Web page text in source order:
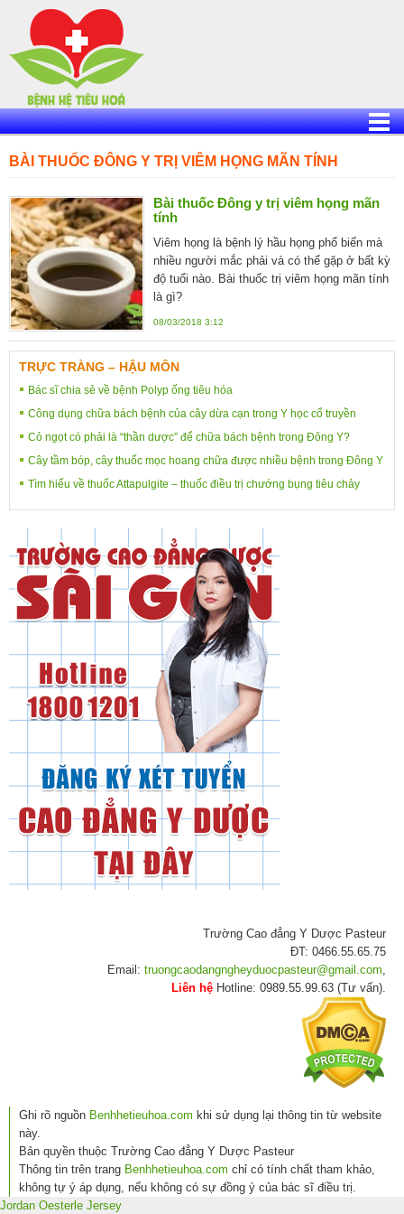
content
BÀI THUỐC ĐÔNG Y TRỊ VIÊM HỌNG MÃN TÍNH
Bài thuốc Đông y trị viêm họng mãn
tính
Viêm họng là bệnh lý hầu họng phổ biến mà
nhiều người mắc phải và có thể gặp ở bất kỳ
độ tuổi nào. Bài thuốc trị viêm họng mãn tính
là gì?
08/03/2018 3:12
TRỰC TRÀNG – HẬU MÔN
Bác sĩ chia sẻ về bệnh Polyp ống tiêu hóa
Công dụng chữa bách bệnh của cây dừa cạn trong Y học cổ truyền
Cỏ ngọt có phải là “thần dược” để chữa bách bệnh trong Đông Y?
Cây tầm bóp, cây thuốc mọc hoang chữa được nhiều bệnh trong Đông Y
Tìm hiểu về thuốc Attapulgite – thuốc điều trị chướng bụng tiêu chảy
Trường Cao đẳng Y Dược Pasteur
ĐT: 0466.55.65.75
Email: truongcaodangngheyduocpasteur@gmail.com
Liên hệ Hotline: 0989.55.99.63 (Tư vấn).
Ghi rõ nguồn Benhhetieuhoa.com khi sử dụng lại thông tin từ website
này.
Bản quyền thuộc Trường Cao đẳng Y Dược Pasteur
Thông tin trên trang Benhhetieuhoa.com chỉ có tính chất tham khảo,
không tự ý áp dụng, nếu không có sự đồng ý của bác sĩ điều trị.
Jordan Oesterle Jersey